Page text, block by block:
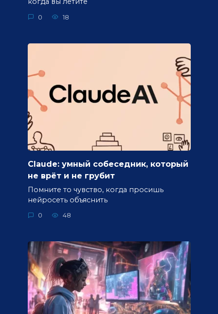
0 18
Claude: умный собеседник, который
не врёт и не грубит
Помните то чувство, когда просишь
нейросеть объяснить
0 48